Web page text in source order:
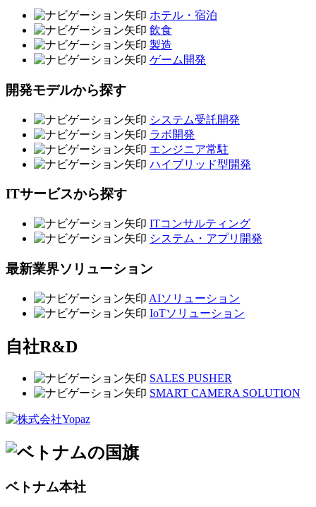
ホテル・宿泊
飲食
製造
ゲーム開発
開発モデルから探す
システム受託開発
ラボ開発
エンジニア常駐
ハイブリッド型開発
ITサービスから探す
ITコンサルティング
システム・アプリ開発
最新業界ソリューション
AIソリューション
IoTソリューション
自社R&D
SALES PUSHER
SMART CAMERA SOLUTION
ベトナム本社